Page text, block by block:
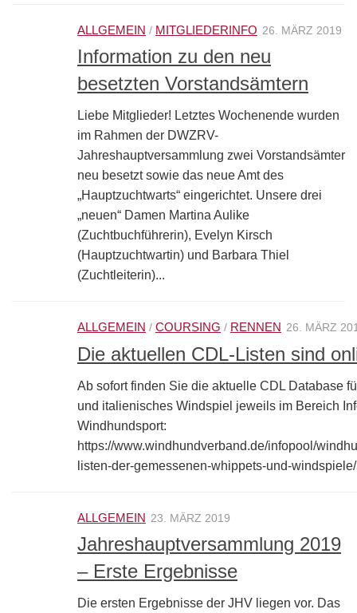
ALLGEMEIN / MITGLIEDERINFO 26. MÄRZ 2019
Information zu den neu
besetzten Vorstandsämtern
Liebe Mitglieder! Letztes Wochenende wurden
im Rahmen der DWZRV-
Jahreshauptversammlung zwei Vorstandsämter
neu besetzt sowie das neue Amt des
„Hauptzuchtwarts“ eingerichtet. Unsere drei
„neuen“ Damen Martina Aulike
(Zuchtbuchführerin), Evelyn Kirsch
(Hauptzuchtwartin) und Barbara Thiel
(Zuchtleiterin)...
ALLGEMEIN / COURSING / RENNEN 26. MÄRZ
Die aktuellen CDL-Listen sind
Ab sofort finden Sie die aktuelle CDL Database
und italienisches Windspiel jeweils im Bereich
Windhundsport:
https://www.windhundverband.de/infopool/
listen-der-gemessenen-whippets-und-windspiele/
ALLGEMEIN 23. MÄRZ 2019
Jahreshauptversammlung 2019
– Erste Ergebnisse
Die ersten Ergebnisse der JHV liegen vor. Das